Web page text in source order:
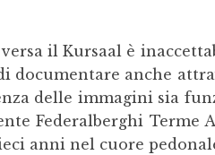
il Kursaal è
documentare anche
delle immagini sia
Federalberghi Terme
anni nel cuore